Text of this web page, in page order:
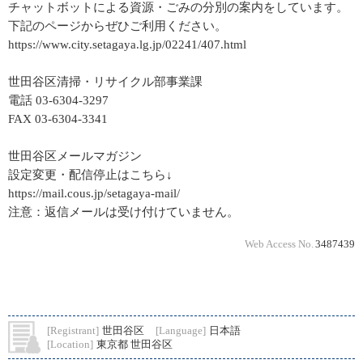
チャットボットによる資源・ごみの分別の案内をしています。
下記のページからぜひご利用ください。
https://www.city.setagaya.lg.jp/02241/407.html
世田谷区清掃・リサイクル部事業課
電話 03-6304-3297
FAX 03-6304-3341
世田谷区メールマガジン
設定変更・配信停止はこちら↓
https://mail.cous.jp/setagaya-mail/
注意：返信メールは受け付けていません。
Web Access No. 3487439
[Registrant] 世田谷区 [Language] 日本語
[Location] 東京都 世田谷区